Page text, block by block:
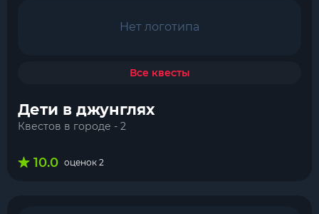
Нет логотипа
Все квесты
Дети в джунглях
Квестов в городе - 2
10.0 оценок 2